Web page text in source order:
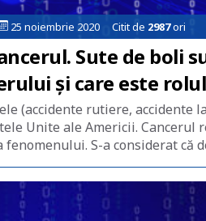
25 noiembrie 2020 Citit de 2987ori
Sute de boli
și care este
(accidente rutiere,
Unite ale Americii. Cancerul
fenomenului. S-a considerat că